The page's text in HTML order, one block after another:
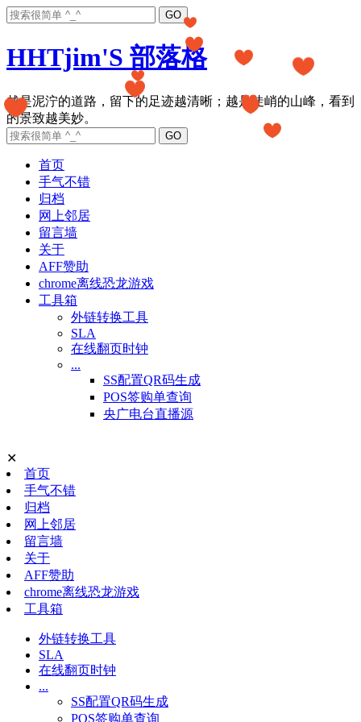
HHTjim'S 部落格
越是泥泞的道路，留下的足迹越清晰；越是陡峭的山峰，看到
首页
手气不错
归档
网上邻居
留言墙
关于
AFF赞助
chrome离线恐龙游戏
工具箱
外链转换工具
SLA
在线翻页时钟
...
SS配置QR码生成
POS签购单查询
央广电台直播源
✕
首页
手气不错
归档
网上邻居
留言墙
关于
AFF赞助
chrome离线恐龙游戏
工具箱
外链转换工具
SLA
在线翻页时钟
...
SS配置QR码生成
POS签购单查询